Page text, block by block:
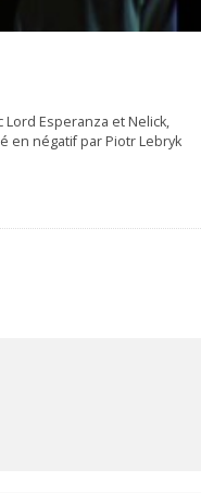
Esperanza et Nelick,
en négatif par Piotr Lebryk